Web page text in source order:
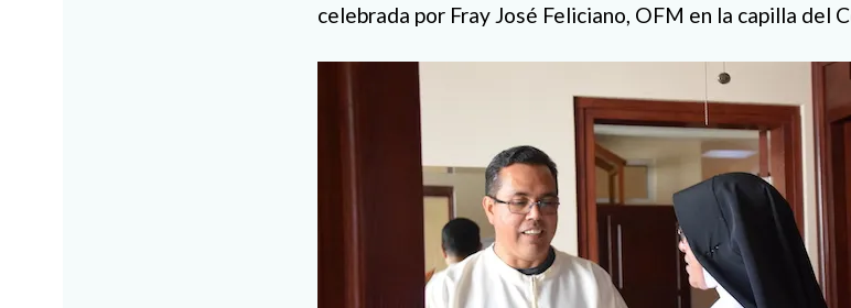
celebrada por Fray José Feliciano, OFM en la capilla del